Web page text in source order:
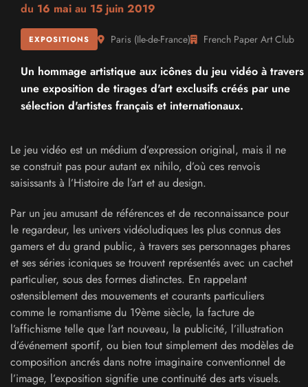
du 16 mai au 15 juin 2019
EXPOSITIONS Paris (Ile-de-France) French Paper Art Club
Un hommage artistique aux icônes du jeu vidéo à travers
une exposition de tirages d'art exclusifs créés par une
sélection d'artistes français et internationaux.
Le jeu vidéo est un médium d’expression original, mais il ne
se construit pas pour autant ex nihilo, d’où ces renvois
saisissants à l’Histoire de l’art et au design.
Par un jeu amusant de références et de reconnaissance pour
le regardeur, les univers vidéoludiques les plus connus des
gamers et du grand public, à travers ses personnages phares
et ses séries iconiques se trouvent représentés avec un cachet
particulier, sous des formes distinctes. En rappelant
ostensiblement des mouvements et courants particuliers
comme le romantisme du 19ème siècle, la facture de
l’affichisme telle que l’art nouveau, la publicité, l’illustration
d’événement sportif, ou bien tout simplement des modèles de
composition ancrés dans notre imaginaire conventionnel de
l’image, l’exposition signifie une continuité des arts visuels.